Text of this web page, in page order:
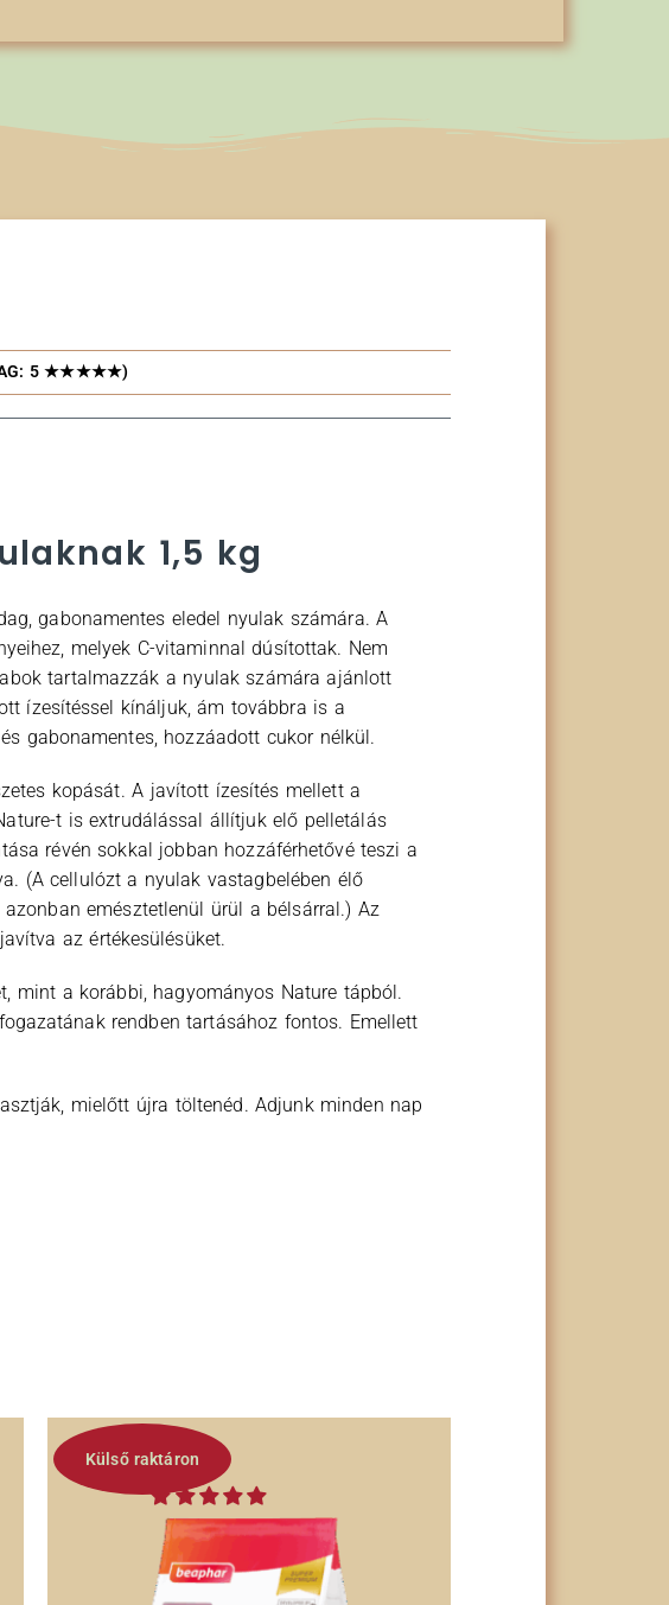
5 ★★★★★)
1,5 kg
gabonamentes eledel nyulak számára. A
melyek C-vitaminnal dúsítottak. Nem
tartalmazzák a nyulak számára ajánlott
ízesítéssel kínáljuk, ám továbbra is a
gabonamentes, hozzáadott cukor nélkül.
kopását. A javított ízesítés mellett a
t is extrudálással állítjuk elő pelletálás
révén sokkal jobban hozzáférhetővé teszi a
(A cellulózt a nyulak vastagbelében élő
emésztetlenül ürül a bélsárral.) Az
az értékesülésüket.
mint a korábbi, hagyományos Nature tápból.
rendben tartásához fontos. Emellett
mielőtt újra töltenéd. Adjunk minden nap
Külső raktáron